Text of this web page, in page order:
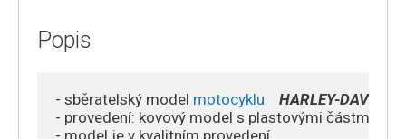
Popis
- sběratelský model motocyklu
HARLEY-
- provedení: kovový model s plastovými částmi